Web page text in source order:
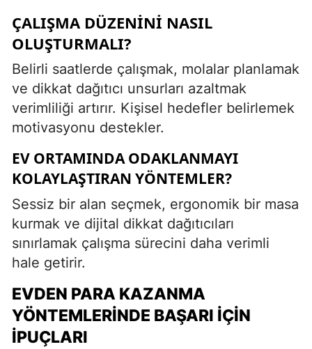
ÇALIŞMA DÜZENINI NASIL
OLUŞTURMALI?
Belirli saatlerde çalışmak, molalar planlamak
ve dikkat dağıtıcı unsurları azaltmak
verimliliği artırır. Kişisel hedefler belirlemek
motivasyonu destekler.
EV ORTAMINDA ODAKLANMAYI
KOLAYLAŞTIRAN YÖNTEMLER?
Sessiz bir alan seçmek, ergonomik bir masa
kurmak ve dijital dikkat dağıtıcıları
sınırlamak çalışma sürecini daha verimli
hale getirir.
EVDEN PARA KAZANMA
YÖNTEMLERINDE BAŞARI İÇIN
İPUÇLARI